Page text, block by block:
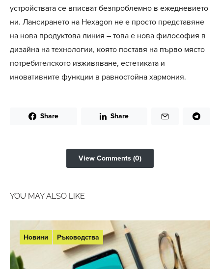
устройствата се вписват безпроблемно в ежедневието
ни. Лансирането на Hexagon не е просто представяне
на нова продуктова линия – това е нова философия в
дизайна на технологии, която поставя на първо място
потребителското изживяване, естетиката и
иновативните функции в равностойна хармония.
Share Share
View Comments (0)
YOU MAY ALSO LIKE
Новини Ръководства